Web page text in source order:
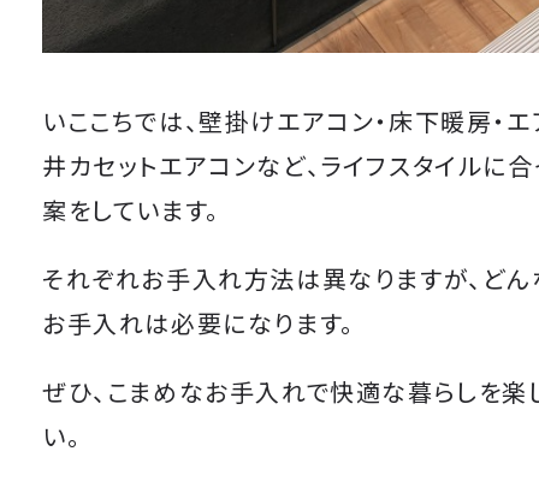
いここちでは、壁掛けエアコン・床下暖房・
井カセットエアコンなど、ライフスタイルに
案をしています。
それぞれお手入れ方法は異なりますが、ど
お手入れは必要になります。
ぜひ、こまめなお手入れで快適な暮らしを楽
い。